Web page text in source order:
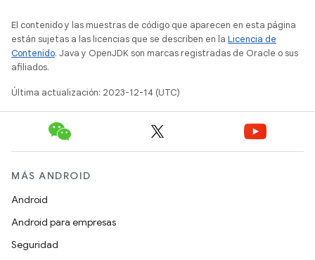
El contenido y las muestras de código que aparecen en esta página
están sujetas a las licencias que se describen en la Licencia de
Contenido. Java y OpenJDK son marcas registradas de Oracle o sus
afiliados.
Última actualización: 2023-12-14 (UTC)
MÁS ANDROID
Android
Android para empresas
Seguridad